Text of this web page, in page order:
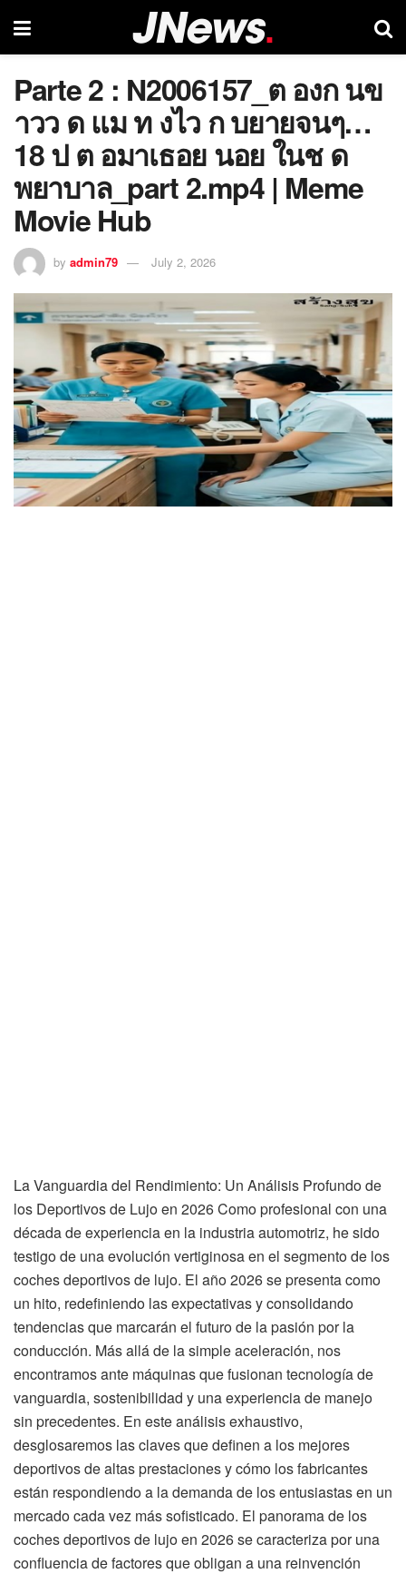
Parte 2 : N2006157_ต องก นข
าวว ด แม ท งไว ก บยายจนๆ…
18 ป ต อมาเธอย นอย ในช ด
พยาบาล_part 2.mp4 | Meme
Movie Hub
by admin79 July 2, 2026
La Vanguardia del Rendimiento: Un Análisis Profundo de
los Deportivos de Lujo en 2026 Como profesional con una
década de experiencia en la industria automotriz, he sido
testigo de una evolución vertiginosa en el segmento de los
coches deportivos de lujo. El año 2026 se presenta como
un hito, redefiniendo las expectativas y consolidando
tendencias que marcarán el futuro de la pasión por la
conducción. Más allá de la simple aceleración, nos
encontramos ante máquinas que fusionan tecnología de
vanguardia, sostenibilidad y una experiencia de manejo
sin precedentes. En este análisis exhaustivo,
desglosaremos las claves que definen a los mejores
deportivos de altas prestaciones y cómo los fabricantes
están respondiendo a la demanda de los entusiastas en un
mercado cada vez más sofisticado. El panorama de los
coches deportivos de lujo en 2026 se caracteriza por una
confluencia de factores que obligan a una reinvención